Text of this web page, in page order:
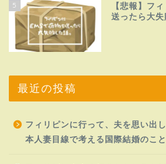
5
【悲報】フ
送ったら大失
最近の投稿
フィリピンに行って、夫を思い出
本人妻目線で考える国際結婚のこ